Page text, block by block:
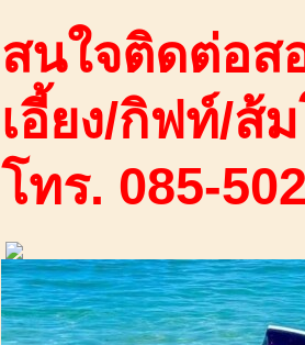
สนใจติดต่อส
เอี้ยง/กิฟท์/ส้
โทร. 085-